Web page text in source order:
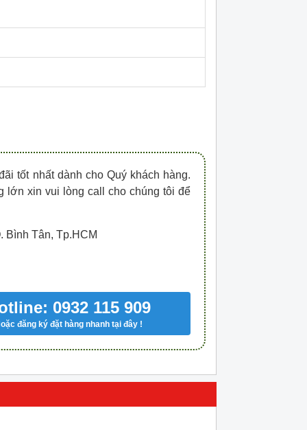
0909.067.950 Ms.Châu
tốt nhất dành cho Quý khách hàng.
lớn xin vui lòng call cho chúng tôi để
Bình Tân, Tp.HCM
0932 115 909
đăng ký đặt hàng nhanh tại đây !